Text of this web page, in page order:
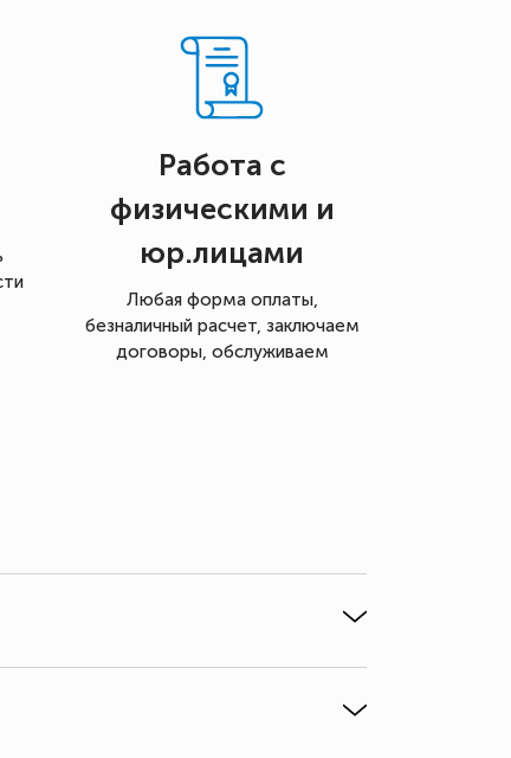
Работа с
физическими и
юр.лицами
Любая форма оплаты,
безналичный расчет, заключаем
договоры, обслуживаем